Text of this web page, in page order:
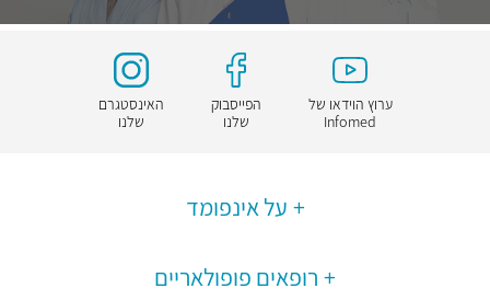
ערוץ הוידאו של
Infomed
הפייסבוק
שלנו
האינסטגרם
שלנו
על אינפומד
רופאים פופולאריים